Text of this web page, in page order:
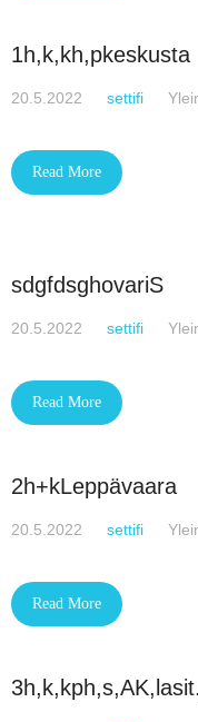
1h,k,kh,pkeskusta
20.5.2022 settifi
Read More
sdgfdsghovariS
20.5.2022 settifi
Read More
2h+kLeppävaara
20.5.2022 settifi
Read More